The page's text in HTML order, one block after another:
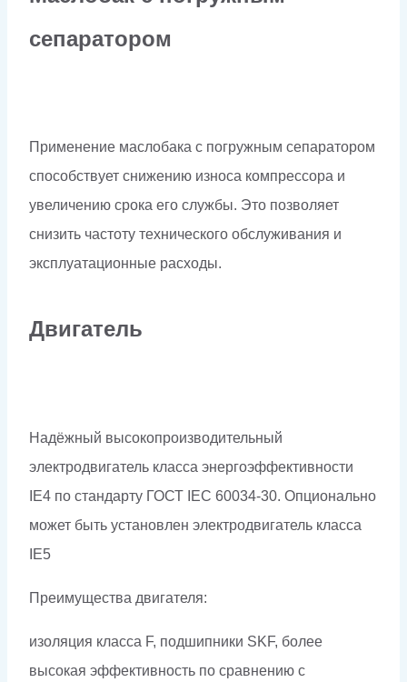
сепаратором
Применение маслобака с погружным сепаратором
способствует снижению износа компрессора и
увеличению срока его службы. Это позволяет
снизить частоту технического обслуживания и
эксплуатационные расходы.
Двигатель
Надёжный высокопроизводительный
электродвигатель класса энергоэффективности
IE4 по стандарту ГОСТ IEC 60034-30. Опционально
может быть установлен электродвигатель класса
IE5
Преимущества двигателя:
изоляция класса F, подшипники SKF, более
высокая эффективность по сравнению с